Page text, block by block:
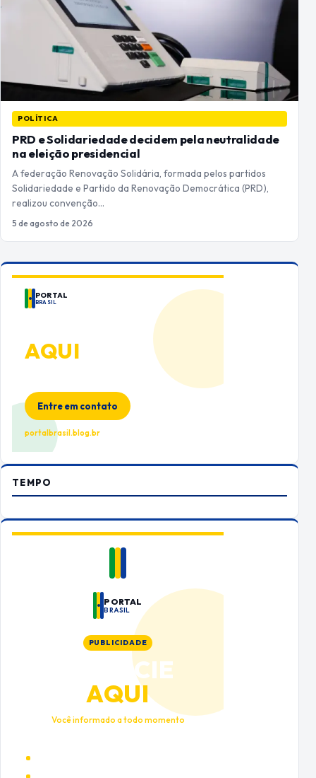
POLÍTICA
PRD e Solidariedade decidem pela neutralidade
na eleição presidencial
A federação Renovação Solidária, formada pelos partidos
Solidariedade e Partido da Renovação Democrática (PRD),
realizou convenção…
5 de agosto de 2026
PORTAL
BRASIL
AQUI
Entre em contato
portalbrasil.blog.br
TEMPO
PORTAL
BRASIL
PUBLICIDADE
ANUNCIE
AQUI
Você informado a todo momento